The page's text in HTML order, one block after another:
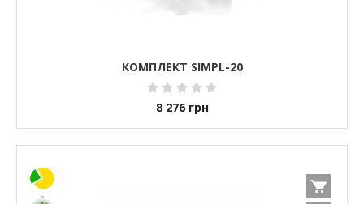
КОМПЛЕКТ SIMPL-20
8 276 грн